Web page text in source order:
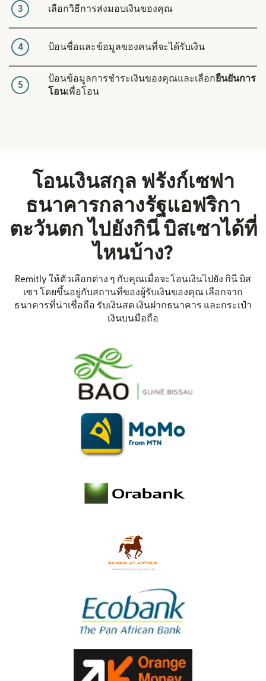
3 เลือกวิธีการส่งมอบเงินของคุณ
4 ป้อนชื่อและข้อมูลของคนที่จะได้รับเงิน
5
ป้อนข้อมูลการชำระเงินของคุณและเลือกยืนยันการ
โอนเพื่อโอน
โอนเงินสกุล ฟรังก์เซฟา
ธนาคารกลางรัฐแอฟริกา
ตะวันตก ไปยังกินี บิสเซาได้ที่
ไหนบ้าง?
Remitly ให้ตัวเลือกต่าง ๆ กับคุณเมื่อจะโอนเงินไปยัง กินี บิส
เซา โดยขึ้นอยู่กับสถานที่ของผู้รับเงินของคุณ เลือกจาก
ธนาคารที่น่าเชื่อถือ รับเงินสด เงินฝากธนาคาร และกระเป๋า
เงินบนมือถือ